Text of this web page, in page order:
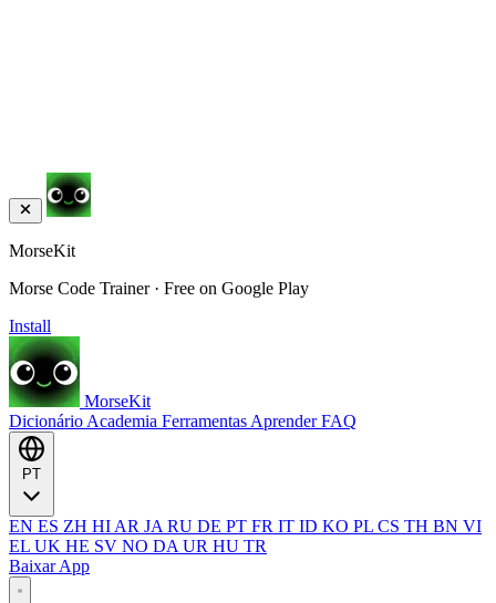
MorseKit
Morse Code Trainer · Free on Google Play
Install
MorseKit
Dicionário Academia Ferramentas AprenderFAQ
EN ES ZH HI AR JA RU DE PT FR IT ID KO PL CS TH BN VI
EL UK HE SV NO DA UR HU TR
Baixar App